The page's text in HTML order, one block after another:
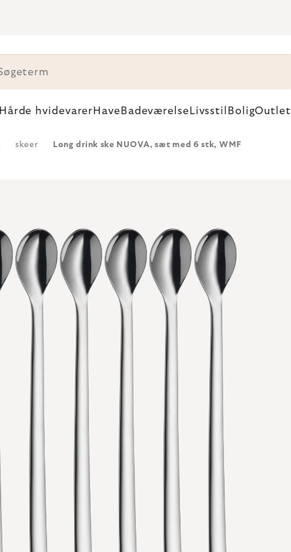
Hårde hvidevarer Have Badeværelse Livsstil BoligOutlet
skeer Long drink ske NUOVA, sæt med 6 stk, WMF